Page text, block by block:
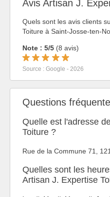
Avis Artisan J.
Quels sont les avis clients
Toiture à Saint-Josse-ten-
Note : 5/5 (8 avis)
Source : Google - 2026
Questions
Quelle est l'adresse
Toiture ?
Rue de la Commune 71,
Quelles sont les
Artisan J. Expertise